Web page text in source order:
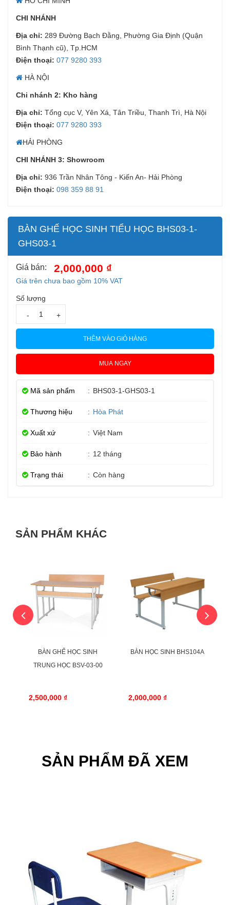
CHI NHÁNH
Địa chỉ: 289 Đường Bạch Đằng, Phường Gia Định (Quận
Bình Thạnh cũ), Tp.HCM
Điện thoại: 077 9280 393
HÀ NỘI
Chi nhánh 2: Kho hàng
Địa chỉ: Tổng cục V, Yên Xá, Tân Triều, Thanh Trì, Hà Nội
Điện thoại: 077 9280 393
HẢI PHÒNG
CHI NHÁNH 3: Showroom
Địa chỉ: 936 Trần Nhân Tông - Kiến An- Hải Phòng
Điện thoại: 098 359 88 91
BÀN GHẾ HỌC SINH TIỂU HỌC BHS03-1-
GHS03-1
Giá bán: 2,000,000 ₫
Giá trên chưa bao gồm 10% VAT
Số lượng
- +
THÊM VÀO GIỎ HÀNG
MUA NGAY
Mã sản phẩm : BHS03-1-GHS03-1
Thương hiệu : Hòa Phát
Xuất xứ : Việt Nam
Bảo hành : 12 tháng
Trạng thái : Còn hàng
SẢN PHẨM KHÁC
BÀN GHẾ HỌC SINH
TRUNG HỌC BSV-03-00
2,500,000 ₫
BÀN HỌC SINH BHS104A
2,000,000 ₫
SẢN PHẨM ĐÃ XEM